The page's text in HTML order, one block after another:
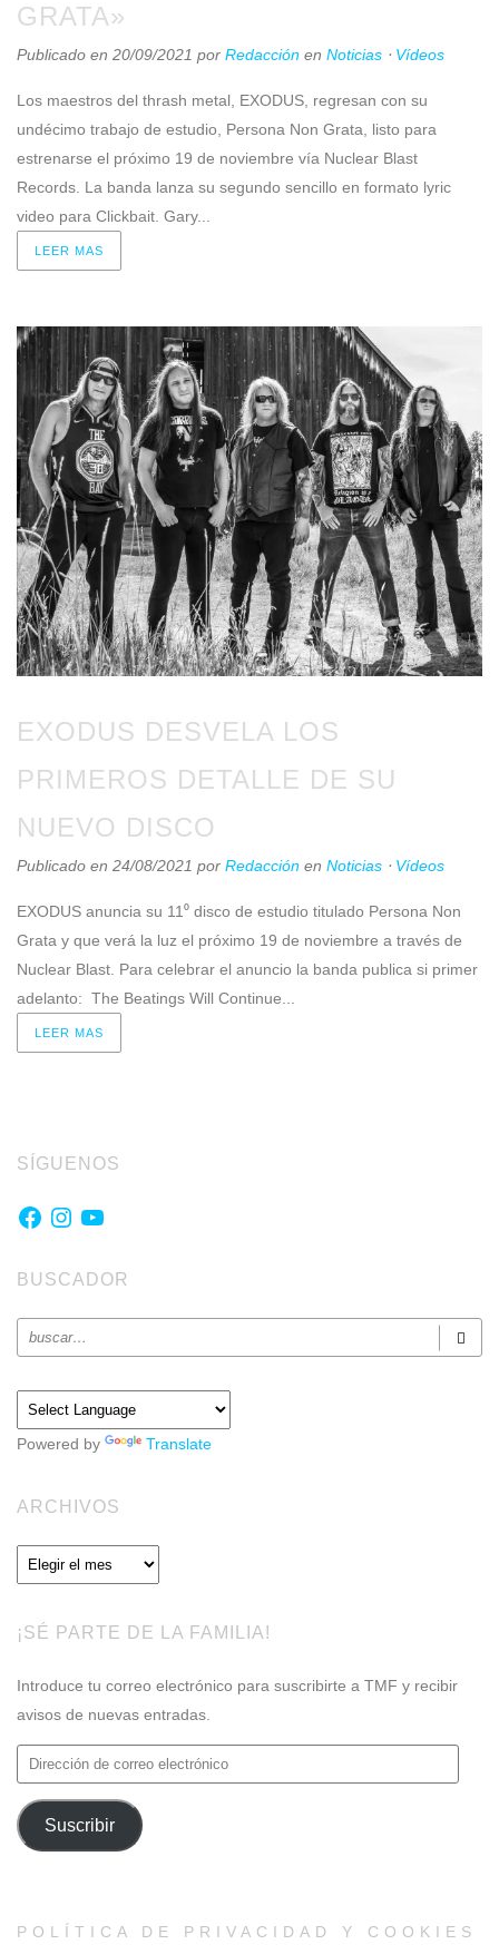
GRATA»
Publicado en 20/09/2021 por Redacción en Noticias ⋅ Vídeos
Los maestros del thrash metal, EXODUS, regresan con su
undécimo trabajo de estudio, Persona Non Grata, listo para
estrenarse el próximo 19 de noviembre vía Nuclear Blast
Records. La banda lanza su segundo sencillo en formato lyric
video para Clickbait. Gary...
LEER MAS
EXODUS DESVELA LOS
PRIMEROS DETALLE DE SU
NUEVO DISCO
Publicado en 24/08/2021 por Redacción en Noticias ⋅ Vídeos
EXODUS anuncia su 11⁰ disco de estudio titulado Persona Non
Grata y que verá la luz el próximo 19 de noviembre a través de
Nuclear Blast. Para celebrar el anuncio la banda publica si primer
adelanto: The Beatings Will Continue...
LEER MAS
SÍGUENOS
Facebook
Instagram
YouTube
BUSCADOR
Powered by Translate
ARCHIVOS
Archivos
¡SÉ PARTE DE LA FAMILIA!
Introduce tu correo electrónico para suscribirte a TMF y recibir
avisos de nuevas entradas.
Dirección
de
correo
electrónico
Suscribir
POLÍTICA DE PRIVACIDAD Y COOKIES